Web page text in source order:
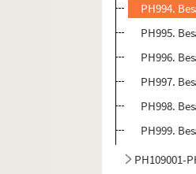
PH994.
PH995.
PH996.
PH997.
PH998.
PH999.
PH109001-